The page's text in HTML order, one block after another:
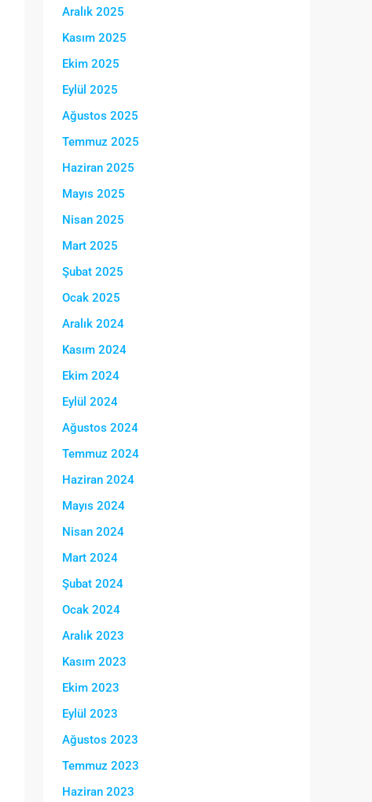
Aralık 2025
Kasım 2025
Ekim 2025
Eylül 2025
Ağustos 2025
Temmuz 2025
Haziran 2025
Mayıs 2025
Nisan 2025
Mart 2025
Şubat 2025
Ocak 2025
Aralık 2024
Kasım 2024
Ekim 2024
Eylül 2024
Ağustos 2024
Temmuz 2024
Haziran 2024
Mayıs 2024
Nisan 2024
Mart 2024
Şubat 2024
Ocak 2024
Aralık 2023
Kasım 2023
Ekim 2023
Eylül 2023
Ağustos 2023
Temmuz 2023
Haziran 2023